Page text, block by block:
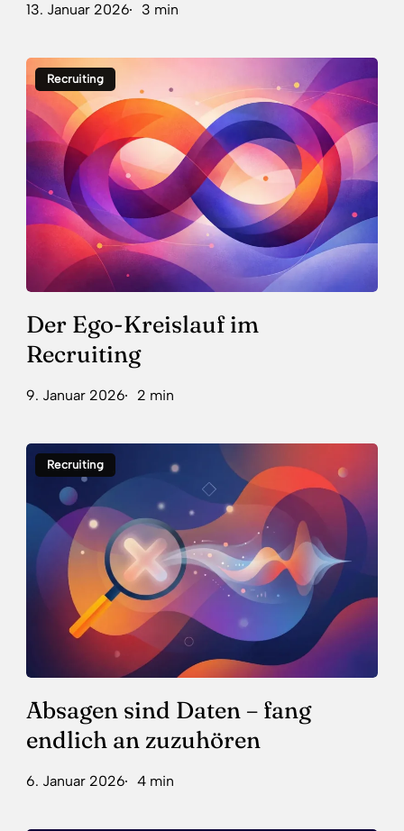
13. Januar 2026 3 min
Der
Ego-
Kreislauf
im
Recruiting
Recruiting
Der Ego-Kreislauf im
Recruiting
9. Januar 2026 2 min
Absagen
fang
zuzuhören
Recruiting
Absagen sind Daten – fang
endlich an zuzuhören
6. Januar 2026 4 min